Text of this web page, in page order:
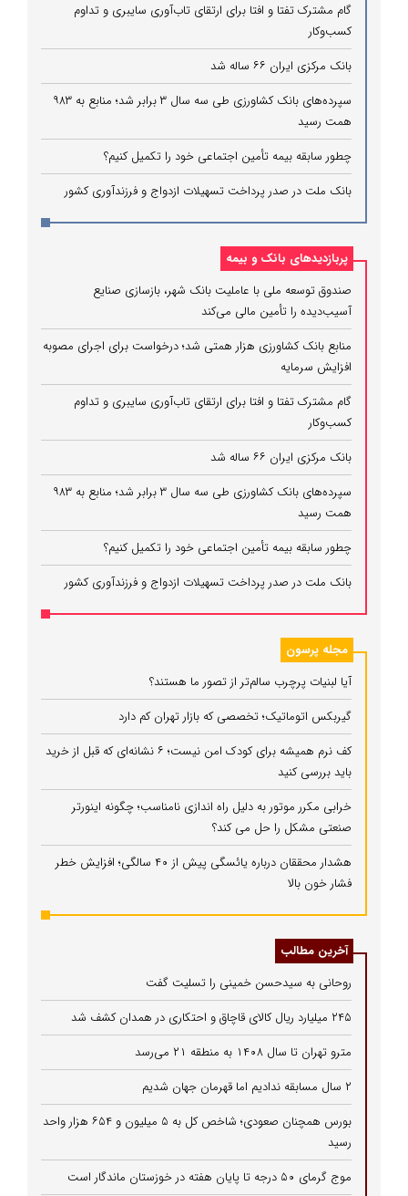
گام مشترک تفتا و افتا برای ارتقای تاب‌آوری سایبری و تداوم
کسب‌وکار
بانک مرکزی ایران ۶۶ ساله شد
سپرده‌های بانک کشاورزی طی سه سال ۳ برابر شد؛ منابع به ۹۸۳
همت رسید
چطور سابقه بیمه تأمین اجتماعی خود را تکمیل کنیم؟
بانک ملت در صدر پرداخت تسهیلات ازدواج و فرزندآوری کشور
پربازدیدهای بانک و بیمه
صندوق توسعه ملی با عاملیت بانک شهر، بازسازی صنایع
آسیب‌دیده را تأمین مالی می‌کند
منابع بانک کشاورزی هزار همتی شد؛ درخواست برای اجرای مصوبه
افزایش سرمایه
گام مشترک تفتا و افتا برای ارتقای تاب‌آوری سایبری و تداوم
کسب‌وکار
بانک مرکزی ایران ۶۶ ساله شد
سپرده‌های بانک کشاورزی طی سه سال ۳ برابر شد؛ منابع به ۹۸۳
همت رسید
چطور سابقه بیمه تأمین اجتماعی خود را تکمیل کنیم؟
بانک ملت در صدر پرداخت تسهیلات ازدواج و فرزندآوری کشور
مجله پرسون
آیا لبنیات پرچرب سالم‌تر از تصور ما هستند؟
گیربکس اتوماتیک؛ تخصصی که بازار تهران کم دارد
کف نرم همیشه برای کودک امن نیست؛ ۶ نشانه‌ای که قبل از خرید
باید بررسی کنید
خرابی مکرر موتور به دلیل راه‌ اندازی نامناسب؛ چگونه اینورتر
صنعتی مشکل را حل می‌ کند؟
هشدار محققان درباره یائسگی پیش از ۴۰ سالگی؛ افزایش خطر
فشار خون بالا
آخرین مطالب
روحانی به سیدحسن خمینی را تسلیت گفت
۲۴۵ میلیارد ریال کالای قاچاق و احتکاری در همدان کشف شد
مترو تهران تا سال ۱۴۰۸ به منطقه ۲۱ می‌رسد
۲ سال مسابقه ندادیم اما قهرمان جهان شدیم
بورس همچنان صعودی؛ شاخص کل به ۵ میلیون و ۶۵۴ هزار واحد
رسید
موج گرمای ۵۰ درجه تا پایان هفته در خوزستان ماندگار است